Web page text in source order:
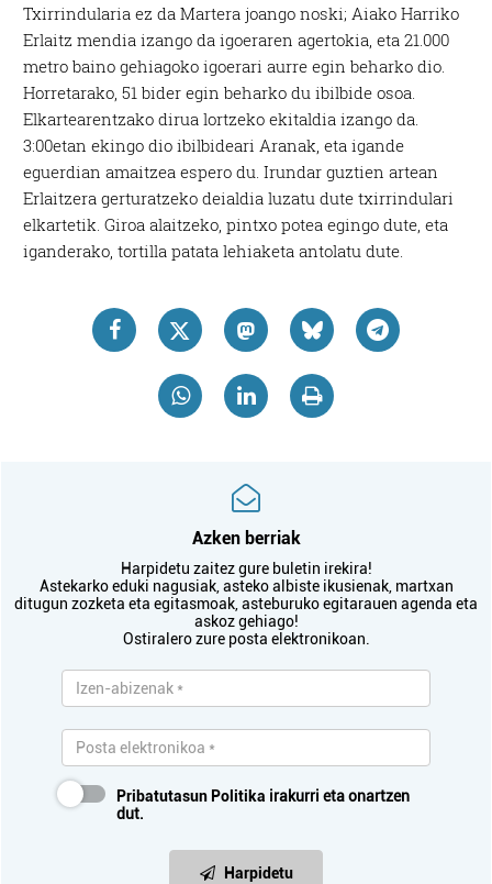
Txirrindularia ez da Martera joango noski; Aiako Harriko
Erlaitz mendia izango da igoeraren agertokia, eta 21.000
metro baino gehiagoko igoerari aurre egin beharko dio.
Horretarako, 51 bider egin beharko du ibilbide osoa.
Elkartearentzako dirua lortzeko ekitaldia izango da.
3:00etan ekingo dio ibilbideari Aranak, eta igande
eguerdian amaitzea espero du. Irundar guztien artean
Erlaitzera gerturatzeko deialdia luzatu dute txirrindulari
elkartetik. Giroa alaitzeko, pintxo potea egingo dute, eta
iganderako, tortilla patata lehiaketa antolatu dute.
Azken berriak
Harpidetu zaitez gure buletin irekira!
Astekarko eduki nagusiak, asteko albiste ikusienak, martxan
ditugun zozketa eta egitasmoak, asteburuko egitarauen agenda eta
askoz gehiago!
Ostiralero zure posta elektronikoan.
Pribatutasun Politika irakurri eta onartzen
dut.
Harpidetu